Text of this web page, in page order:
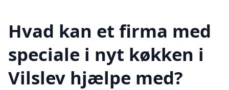
Hvad kan et firma med
speciale i nyt køkken i
Vilslev hjælpe med?